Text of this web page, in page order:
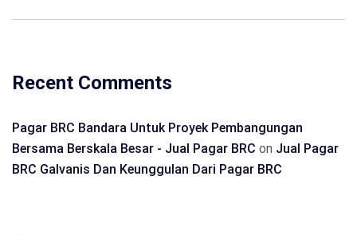
Recent Comments
Pagar BRC Bandara Untuk Proyek Pembangungan
Bersama Berskala Besar - Jual Pagar BRC on Jual Pagar
BRC Galvanis Dan Keunggulan Dari Pagar BRC